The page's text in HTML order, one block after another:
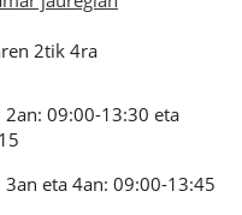
2tik 4ra
2an: 09:00-13:30 eta
3an eta 4an: 09:00-13:45